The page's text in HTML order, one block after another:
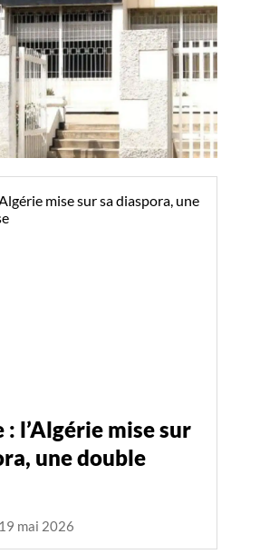
: l’Algérie mise sur
une double
19 mai 2026